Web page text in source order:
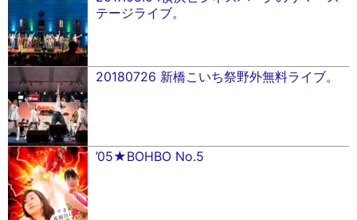
テージライブ。
20180726 新橋こいち祭野外無料ライブ。
’05★BOHBO No.5